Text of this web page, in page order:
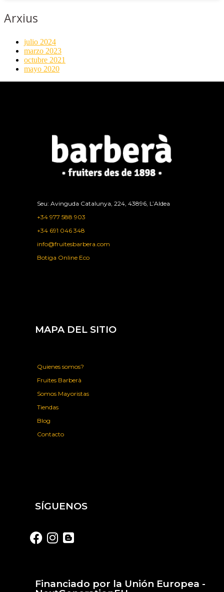
Arxius
julio 2024
marzo 2023
octubre 2021
mayo 2020
Seu: Avinguda Catalunya, 224, 43896, L’Aldea
+34 977 588 903
+34 691 046 348
info@fruitesbarbera.com
Botiga Online Eco
MAPA DEL SITIO
Quienes somos?
Fruites Barberà
Somos Mayoristas
Tiendas
Blog
Contacto
SÍGUENOS
Financiado por la Unión Europea -